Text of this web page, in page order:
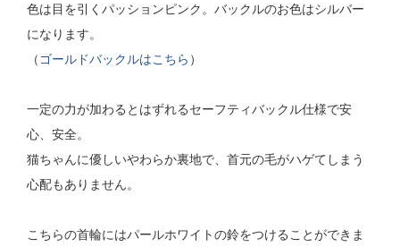
色は目を引くパッションピンク。バックルのお色はシルバー
になります。
（ ゴールドバックルはこちら ）
一定の力が加わるとはずれるセーフティバックル仕様で安
心、安全。
猫ちゃんに優しいやわらか裏地で、首元の毛がハゲてしまう
心配もありません。
こちらの首輪にはパールホワイトの鈴をつけることができま